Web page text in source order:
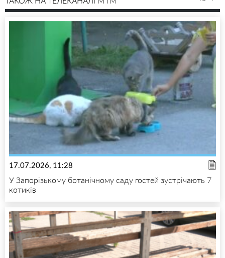
17.07.2026, 11:28
У Запорізькому ботанічному саду гостей зустрічають 7
котиків